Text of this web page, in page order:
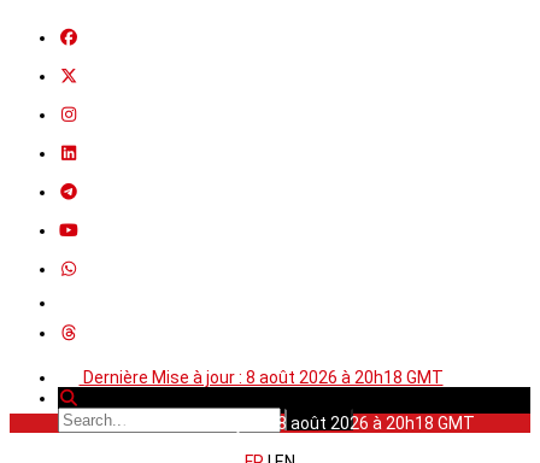
Dernière Mise à jour : 8 août 2026 à 20h18 GMT
Dernière Mise à jour : 8 août 2026 à 20h18 GMT